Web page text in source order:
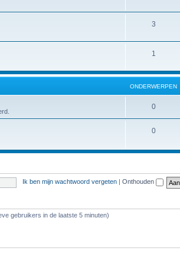
3
1
ONDERWERPEN
0
0
Ik ben mijn wachtwoord vergeten Onthouden
gebruikers in de laatste 5 minuten)